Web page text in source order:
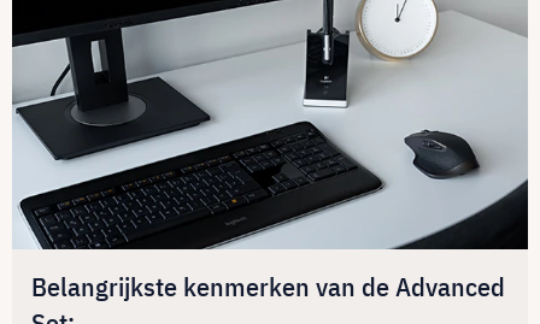
Belangrijkste kenmerken van de Advanced